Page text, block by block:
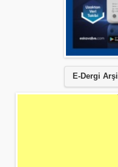
E-Dergi